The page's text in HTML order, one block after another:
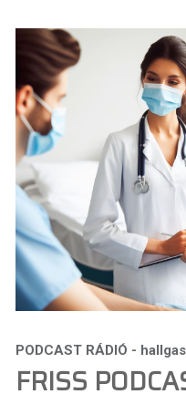
FRISS